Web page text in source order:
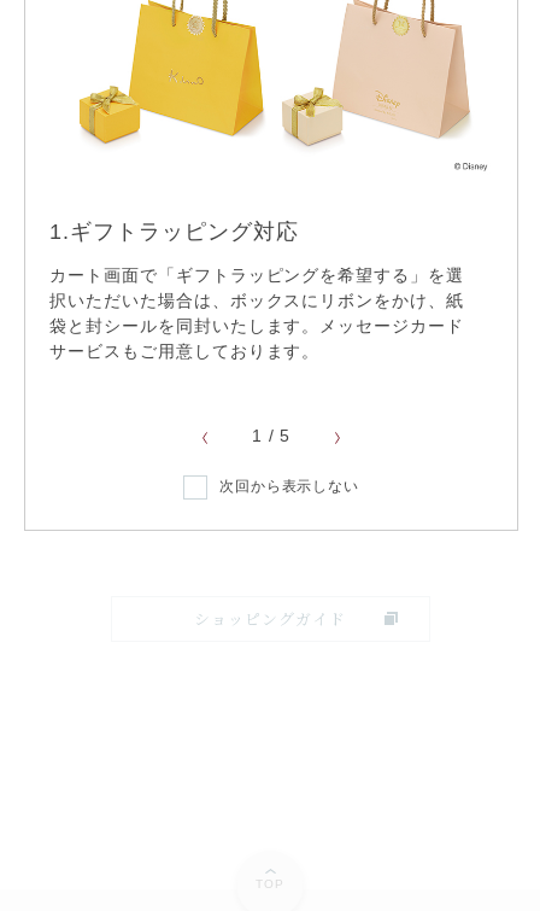
無料手打ち刻印サービス
※一部対象外
22,000円以上送料無料
サイズ直し
ショッピングガイド
TOP
1.ギフトラッピング対応
カート画面で「ギフトラッピングを希望する」を選
択いただいた場合は、ボックスにリボンをかけ、紙
袋と封シールを同封いたします。メッセージカード
サービスもご用意しております。
1 /5
次回から表示しない